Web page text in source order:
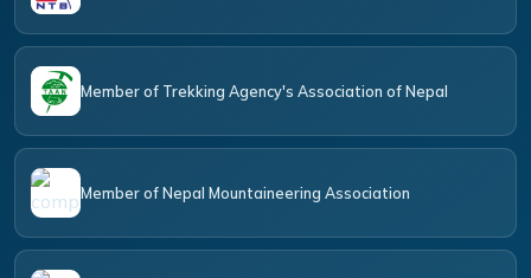
Member of Trekking Agency's Association of Nepal
Member of Nepal Mountaineering Association